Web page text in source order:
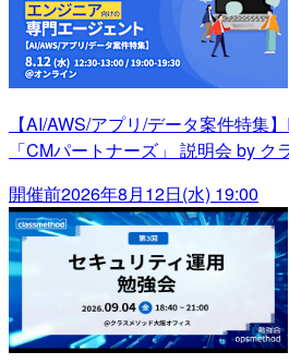
【AI/AWS/アプリ/データ案件特集
「CMパートナーズ」 説明会 by ク
開催前2026年8月12日(水) 19:00